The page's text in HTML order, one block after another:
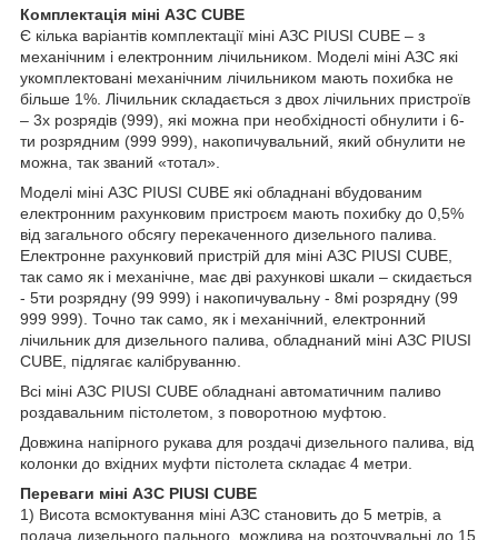
Комплектація міні АЗС CUBE
Є кілька варіантів комплектації міні АЗС PIUSI CUBE – з
механічним і електронним лічильником. Моделі міні АЗС які
укомплектовані механічним лічильником мають похибка не
більше 1%. Лічильник складається з двох лічильних пристроїв
– 3х розрядів (999), які можна при необхідності обнулити і 6-
ти розрядним (999 999), накопичувальний, який обнулити не
можна, так званий «тотал».
Моделі міні АЗС PIUSI CUBE які обладнані вбудованим
електронним рахунковим пристроєм мають похибку до 0,5%
від загального обсягу перекаченного дизельного палива.
Електронне рахунковий пристрій для міні АЗС PIUSI CUBE,
так само як і механічне, має дві рахункові шкали – скидається
- 5ти розрядну (99 999) і накопичувальну - 8мі розрядну (99
999 999). Точно так само, як і механічний, електронний
лічильник для дизельного палива, обладнаний міні АЗС PIUSI
CUBE, підлягає калібруванню.
Всі міні АЗС PIUSI CUBE обладнані автоматичним паливо
роздавальним пістолетом, з поворотною муфтою.
Довжина напірного рукава для роздачі дизельного палива, від
колонки до вхідних муфти пістолета складає 4 метри.
Переваги міні АЗС PIUSI CUBE
1) Висота всмоктування міні АЗС становить до 5 метрів, а
подача дизельного пального, можлива на розточувальні до 15